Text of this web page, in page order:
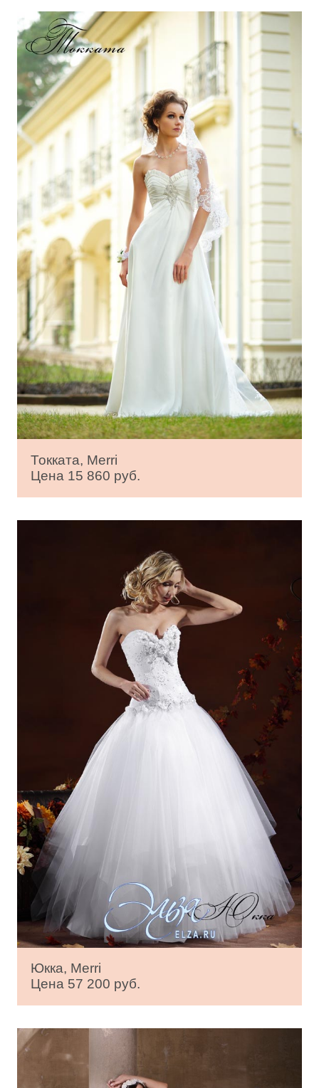
Токката, Merri
Цена 15 860 руб.
Юкка, Merri
Цена 57 200 руб.